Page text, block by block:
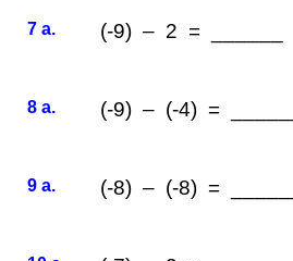
7 a. (-9) – 2 = ______
8 a. (-9) – (-4) = ______
9 a. (-8) – (-8) = ______